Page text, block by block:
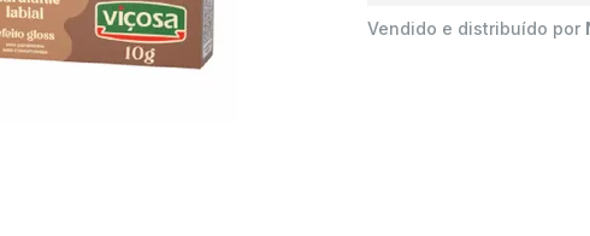
Vendido e distribuído por